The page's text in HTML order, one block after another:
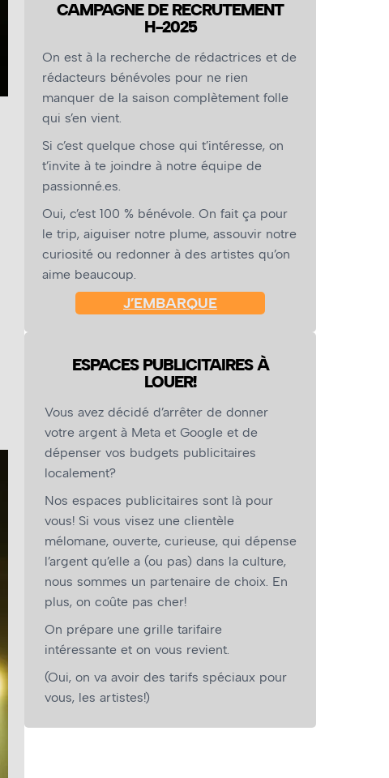
CAMPAGNE DE RECRUTEMENT
H-2025
On est à la recherche de rédactrices et de
rédacteurs bénévoles pour ne rien
manquer de la saison complètement folle
qui s’en vient.
Si c’est quelque chose qui t’intéresse, on
t’invite à te joindre à notre équipe de
passionné.es.
Oui, c’est 100 % bénévole. On fait ça pour
le trip, aiguiser notre plume, assouvir notre
curiosité ou redonner à des artistes qu’on
aime beaucoup.
J’EMBARQUE
ESPACES PUBLICITAIRES À
LOUER!
Vous avez décidé d’arrêter de donner
votre argent à Meta et Google et de
dépenser vos budgets publicitaires
localement?
Nos espaces publicitaires sont là pour
vous! Si vous visez une clientèle
mélomane, ouverte, curieuse, qui dépense
l’argent qu’elle a (ou pas) dans la culture,
nous sommes un partenaire de choix. En
plus, on coûte pas cher!
On prépare une grille tarifaire
intéressante et on vous revient.
(Oui, on va avoir des tarifs spéciaux pour
vous, les artistes!)